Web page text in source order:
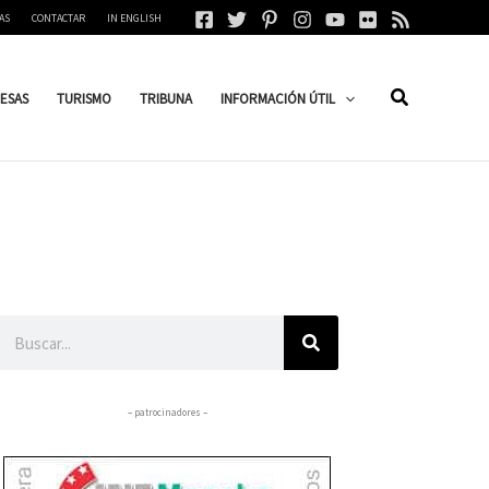
CONTACTAR IN ENGLISH
TURISMO TRIBUNA INFORMACIÓN ÚTIL
– patrocinadores –